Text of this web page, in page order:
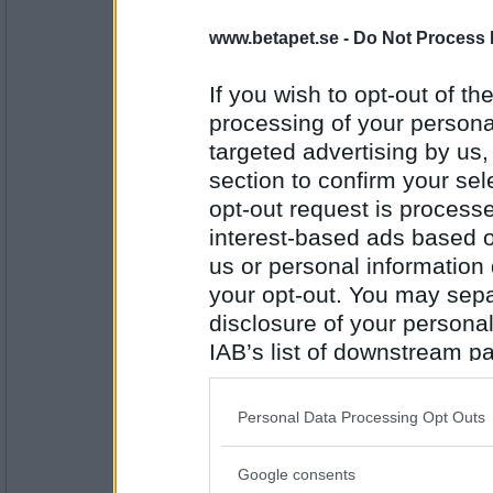
www.betapet.se - Do Not Process
If you wish to opt-out of
processing of your
targeted advertising by
section to confirm your
opt-out request is
interest-based ads based
us or personal
your opt-out. You may
disclosure of your
IAB’s list of downstream
also be disclosed by us
Downstream Participants
Please note that this
Personal Data Processing Opt Outs
Google consents
Antal inlägg:
5687
Vad ägnar du dig åt på fritiden?
Livet är en fest
Antal inlägg:
2455
Vad blir titeln på din självbiografi?
Ingenting är omöjligt
Helt rimligt